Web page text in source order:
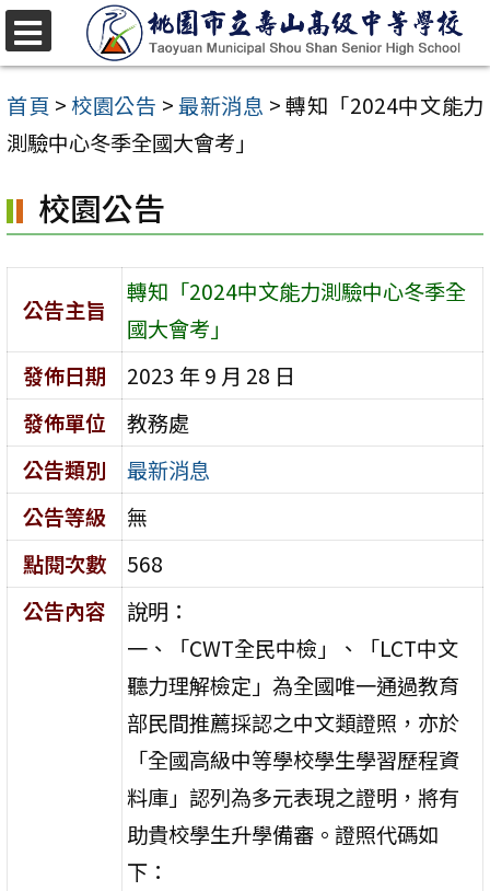
跳
至
主
要
容
區
首頁 >校園公告 >最新消息 >轉知「2024中文能力
測驗中心冬季全國大會考」
校園公告
公告主旨
轉知「2024中文能力測驗中心冬季全
國大會考」
發佈日期
2023 年 9 月 28 日
發佈單位
教務處
公告類別
最新消息
公告等級
無
點閱次數
568
公告內容
說明：
一、「CWT全民中檢」、「LCT中文
聽力理解檢定」為全國唯一通過教育
部民間推薦採認之中文類證照，亦於
「全國高級中等學校學生學習歷程資
料庫」認列為多元表現之證明，將有
助貴校學生升學備審。證照代碼如
下：
選
單